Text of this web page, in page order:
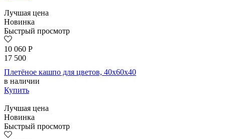
Лучшая цена
Новинка
Быстрый просмотр
10 060 Р
17 500
Плетёное кашпо для цветов, 40x60x40
в наличии
Купить
Лучшая цена
Новинка
Быстрый просмотр